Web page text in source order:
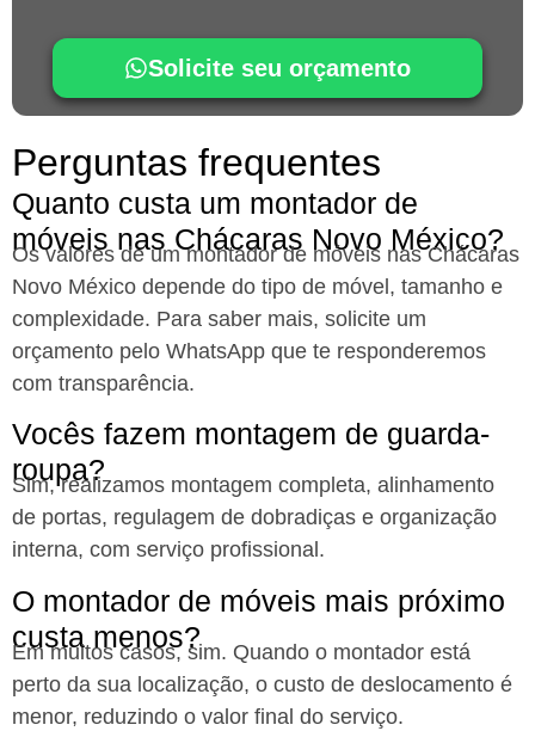
Solicite seu orçamento
Perguntas frequentes
Quanto custa um montador de
móveis nas Chácaras Novo México?
Os valores de um montador de móveis nas Chácaras
Novo México depende do tipo de móvel, tamanho e
complexidade. Para saber mais, solicite um
orçamento pelo WhatsApp que te responderemos
com transparência.
Vocês fazem montagem de guarda-
roupa?
Sim, realizamos montagem completa, alinhamento
de portas, regulagem de dobradiças e organização
interna, com serviço profissional.
O montador de móveis mais próximo
custa menos?
Em muitos casos, sim. Quando o montador está
perto da sua localização, o custo de deslocamento é
menor, reduzindo o valor final do serviço.